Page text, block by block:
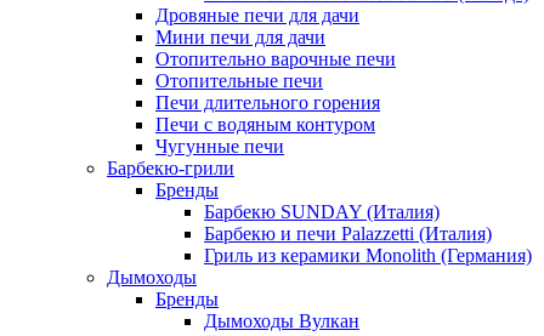
Дровяные печи для дачи
Мини печи для дачи
Отопительно варочные печи
Отопительные печи
Печи длительного горения
Печи с водяным контуром
Чугунные печи
Барбекю-грили
Бренды
Барбекю SUNDAY (Италия)
Барбекю и печи Palazzetti (Италия)
Гриль из керамики Monolith (Германия)
Дымоходы
Бренды
Дымоходы Вулкан